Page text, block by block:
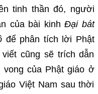
tinh thần đó, người
của bài kinhĐại bát
để phân tích lời Phật
cũng sẽ trích dẫn
vong của Phật giáo ở
Việt Nam sau thời